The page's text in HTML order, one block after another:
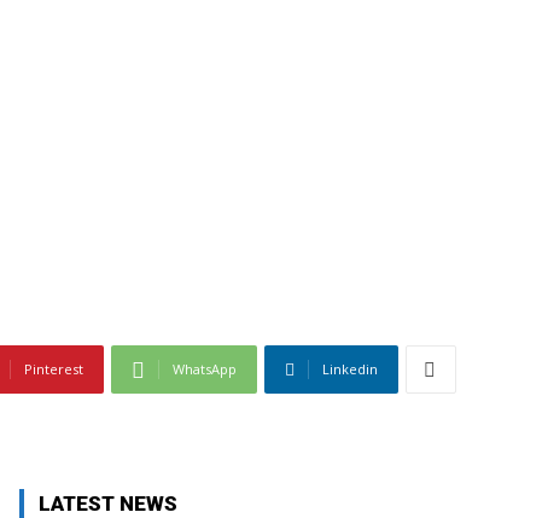
Pinterest WhatsApp Linkedin
LATEST NEWS